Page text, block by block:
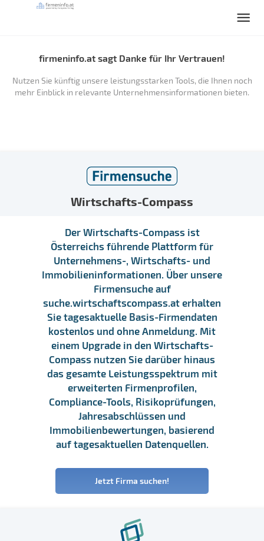
firmeninfo.at sagt Danke für Ihr Vertrauen!
Nutzen Sie künftig unsere leistungsstarken Tools, die Ihnen noch
mehr Einblick in relevante Unternehmensinformationen bieten.
Wirtschafts-Compass
Der Wirtschafts-Compass ist
Österreichs führende Plattform für
Unternehmens-, Wirtschafts- und
Immobilieninformationen. Über unsere
Firmensuche auf
suche.wirtschaftscompass.at erhalten
Sie tagesaktuelle Basis-Firmendaten
kostenlos und ohne Anmeldung. Mit
einem Upgrade in den Wirtschafts-
Compass nutzen Sie darüber hinaus
das gesamte Leistungsspektrum mit
erweiterten Firmenprofilen,
Compliance-Tools, Risikoprüfungen,
Jahresabschlüssen und
Immobilienbewertungen, basierend
auf tagesaktuellen Datenquellen.
Jetzt Firma suchen!